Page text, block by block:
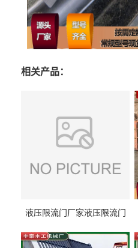
相关产品：
液压限流门厂家液压限流门
泰制造